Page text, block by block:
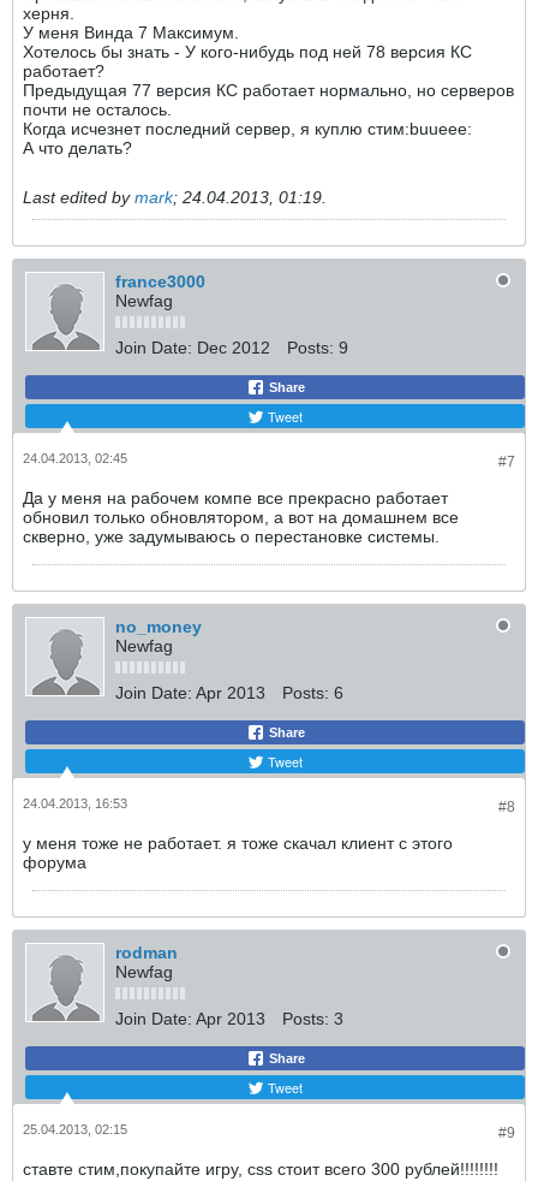
херня.
У меня Винда 7 Максимум.
Хотелось бы знать - У кого-нибудь под ней 78 версия КС
работает?
Предыдущая 77 версия КС работает нормально, но серверов
почти не осталось.
Когда исчезнет последний сервер, я куплю стим:buueee:
А что делать?
Last edited bymark; 24.04.2013, 01:19
france3000
Newfag
Join Date: Dec 2012 Posts: 9
Share
Tweet
#7
24.04.2013, 02:45
Да у меня на рабочем компе все прекрасно работает
обновил только обновлятором, а вот на домашнем все
скверно, уже задумываюсь о перестановке системы.
no_money
Newfag
Join Date: Apr 2013 Posts: 6
Share
Tweet
#8
24.04.2013, 16:53
у меня тоже не работает. я тоже скачал клиент с этого
форума
rodman
Newfag
Join Date: Apr 2013 Posts: 3
Share
Tweet
#9
25.04.2013, 02:15
ставте стим,покупайте игру, css стоит всего 300 рублей!!!!!!!!